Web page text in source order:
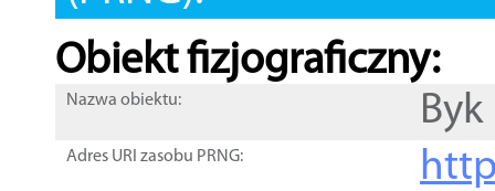
Obiekt fizjograficzny:
Nazwa obiektu: Byk
Adres URI zasobu PRNG: